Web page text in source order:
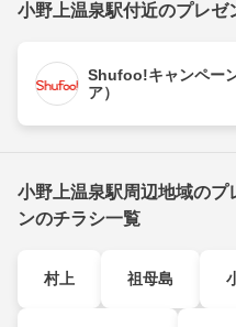
小野上温泉駅付近のプレ
Shufoo!キャンペー
ア）
小野上温泉駅周辺地域の
ンのチラシ一覧
村上 祖母島